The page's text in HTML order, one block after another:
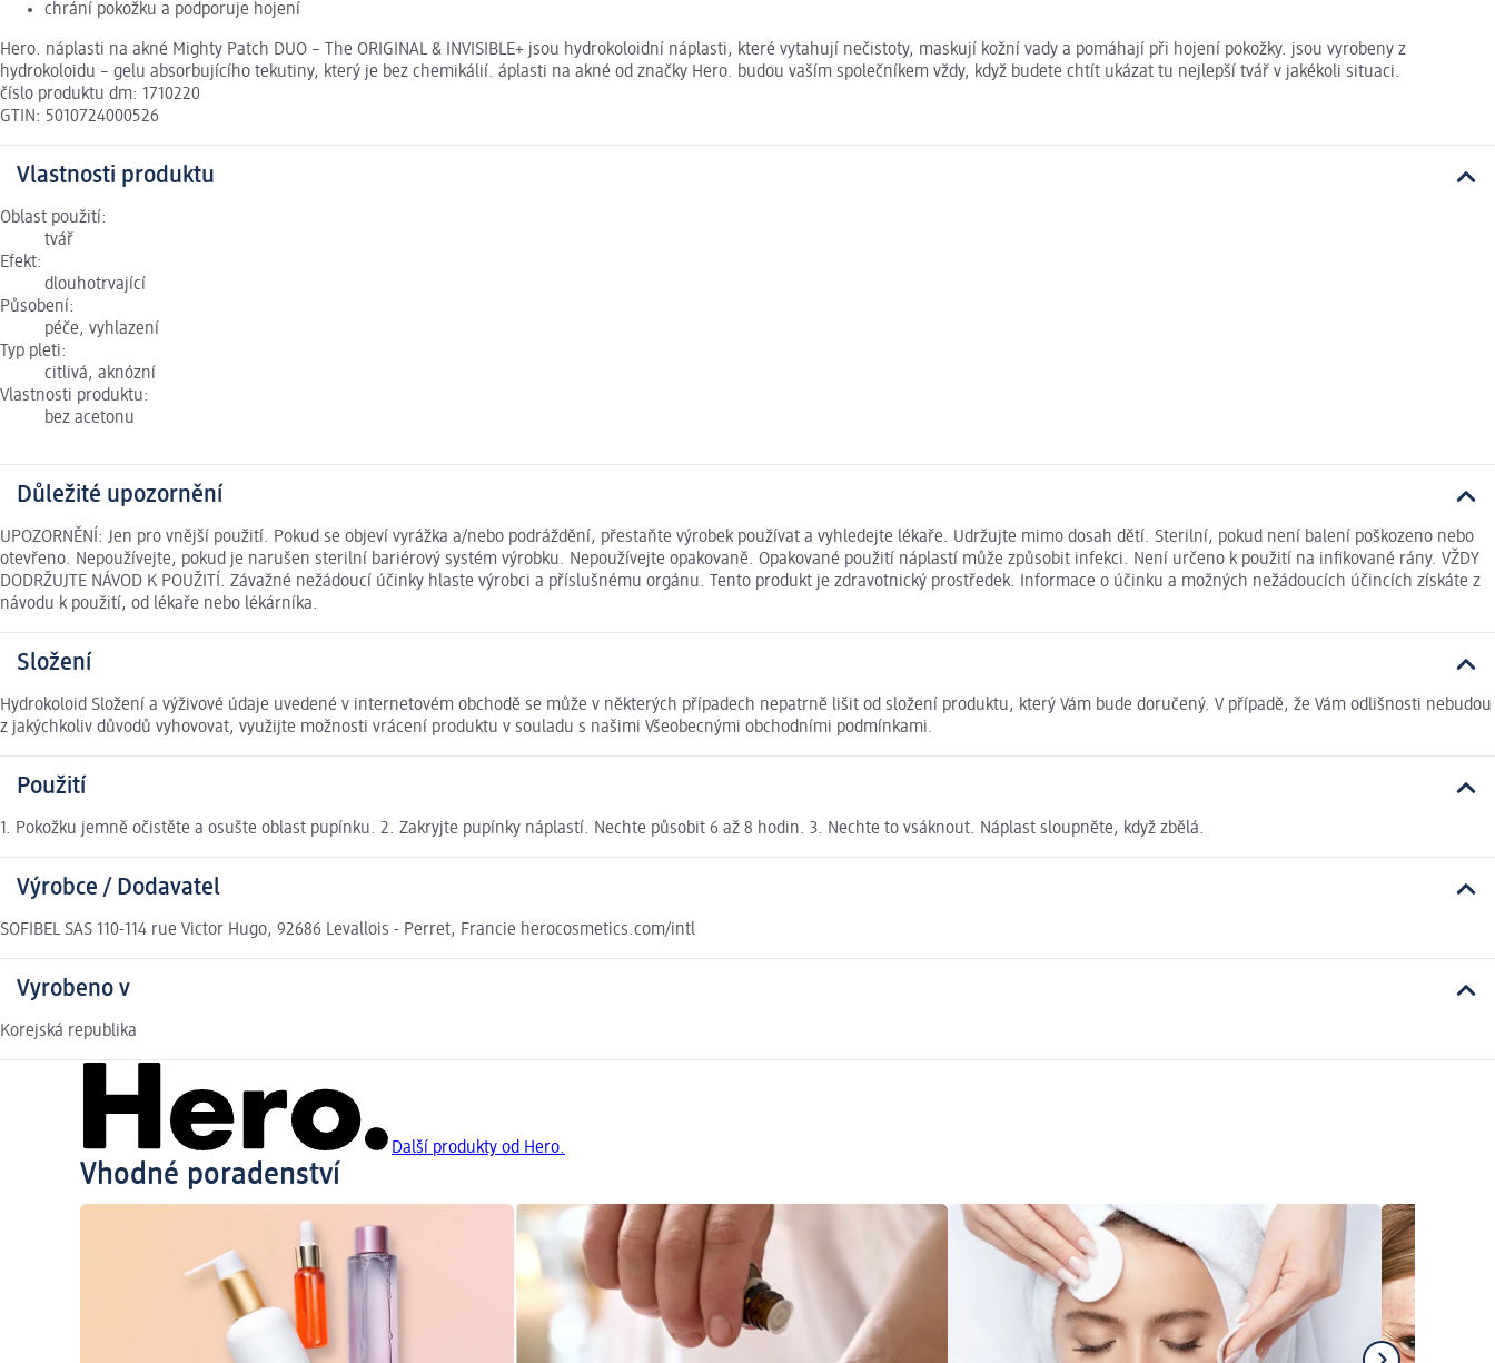
chrání pokožku a podporuje hojení
Hero. náplasti na akné Mighty Patch DUO – The ORIGINAL & INVISIBLE+ jsou hydrokoloidní náplasti, které vytahují nečistoty, maskují kožní vady a pomáhají při hojení pokožky. jsou vyrobeny z
hydrokoloidu – gelu absorbujícího tekutiny, který je bez chemikálií. áplasti na akné od značky Hero. budou vaším společníkem vždy, když budete chtít ukázat tu nejlepší tvář v jakékoli situaci.
číslo produktu dm: 1710220
GTIN: 5010724000526
Vlastnosti produktu
Oblast použití:
tvář
Efekt:
dlouhotrvající
Působení:
péče, vyhlazení
Typ pleti:
citlivá, aknózní
Vlastnosti produktu:
bez acetonu
Důležité upozornění
UPOZORNĚNÍ: Jen pro vnější použití. Pokud se objeví vyrážka a/nebo podráždění, přestaňte výrobek používat a vyhledejte lékaře. Udržujte mimo dosah dětí. Sterilní, pokud není balení poškozeno nebo
otevřeno. Nepoužívejte, pokud je narušen sterilní bariérový systém výrobku. Nepoužívejte opakovaně. Opakované použití náplastí může způsobit infekci. Není určeno k použití na infikované rány. VŽDY
DODRŽUJTE NÁVOD K POUŽITÍ. Závažné nežádoucí účinky hlaste výrobci a příslušnému orgánu. Tento produkt je zdravotnický prostředek. Informace o účinku a možných nežádoucích účincích získáte z
návodu k použití, od lékaře nebo lékárníka.
Složení
Hydrokoloid Složení a výživové údaje uvedené v internetovém obchodě se může v některých případech nepatrně lišit od složení produktu, který Vám bude doručený. V případě, že Vám odlišnosti nebudou
z jakýchkoliv důvodů vyhovovat, využijte možnosti vrácení produktu v souladu s našimi Všeobecnými obchodními podmínkami.
Použití
1. Pokožku jemně očistěte a osušte oblast pupínku. 2. Zakryjte pupínky náplastí. Nechte působit 6 až 8 hodin. 3. Nechte to vsáknout. Náplast sloupněte, když zbělá.
Výrobce / Dodavatel
SOFIBEL SAS 110-114 rue Victor Hugo, 92686 Levallois - Perret, Francie herocosmetics.com/intl
Vyrobeno v
Korejská republika
Další produkty od Hero.
Vhodné poradenství